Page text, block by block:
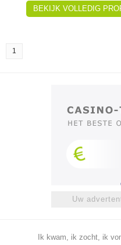
BEKIJK VOLLEDIG
1
Uw
Ik kwam, ik zocht, ik